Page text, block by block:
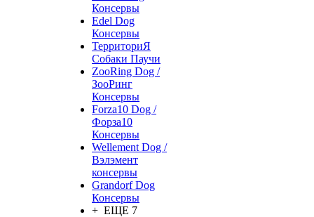
Консервы
Edel Dog
Консервы
ТерриториЯ
Собаки Паучи
ZooRing Dog /
ЗооРинг
Консервы
Forza10 Dog /
Форза10
Консервы
Wellement Dog /
Вэлэмент
консервы
Grandorf Dog
Консервы
+ ЕЩЕ 7